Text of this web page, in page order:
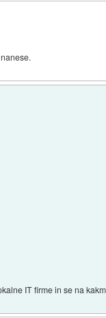
IT firme in se na